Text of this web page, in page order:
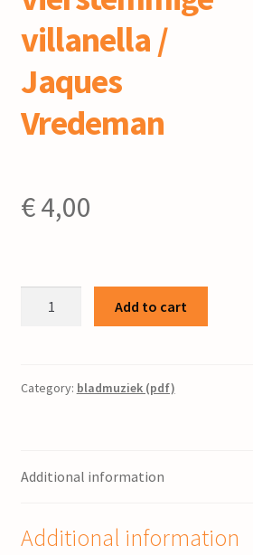
villanella /
Jaques
Vredeman
€4,00
mey
:
/
Add to cart
Category: bladmuziek (pdf)
Additional information
Additional information